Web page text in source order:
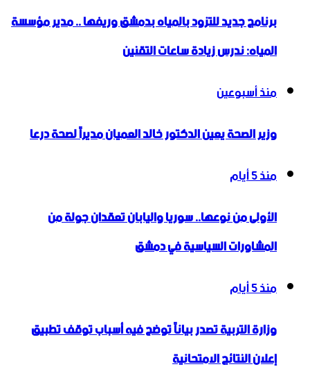
برنامج جديد للتزود بالمياه بدمشق وريفها .. مدير مؤسسة
المياه: ندرس زيادة ساعات التقنين
منذ أسبوعين
وزير الصحة يعين الدكتور خالد العميان مديراً لصحة درعا
منذ 5 أيام
الأولى من نوعها.. سوريا واليابان تعقدان جولة من
المشاورات السياسية في دمشق
منذ 5 أيام
وزارة التربية تصدر بياناً توضح فيه أسباب توقف تطبيق
إعلان النتائج الامتحانية